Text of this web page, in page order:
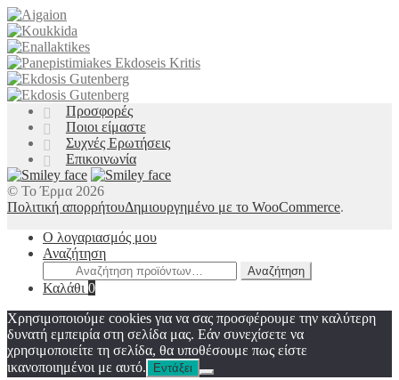
Προσφορές
Ποιοι είμαστε
Συχνές Ερωτήσεις
Επικοινωνία
© Το Έρμα 2026
Πολιτική απορρήτουΔημιουργημένο με το WooCommerce.
Ο λογαριασμός μου
Αναζήτηση
Αναζήτηση
για:
Αναζήτηση
Καλάθι 0
Χρησιμοποιούμε cookies για να σας προσφέρουμε την καλύτερη
δυνατή εμπειρία στη σελίδα μας. Εάν συνεχίσετε να
χρησιμοποιείτε τη σελίδα, θα υποθέσουμε πως είστε
ικανοποιημένοι με αυτό.
Εντάξει